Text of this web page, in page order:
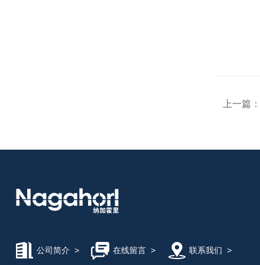
上一篇：
公司简介 > 在线留言> 联系我们 >